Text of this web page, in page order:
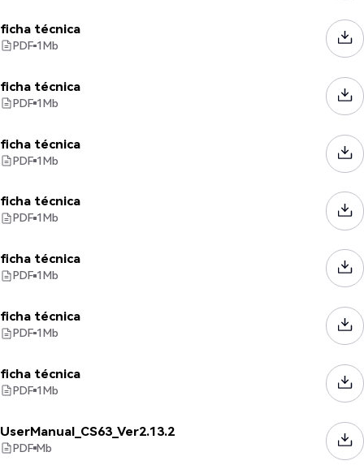
ficha técnica
PDF 1Mb
ficha técnica
PDF 1Mb
ficha técnica
PDF 1Mb
ficha técnica
PDF 1Mb
ficha técnica
PDF 1Mb
ficha técnica
PDF 1Mb
ficha técnica
PDF 1Mb
UserManual_CS63_Ver2.13.2
PDF Mb